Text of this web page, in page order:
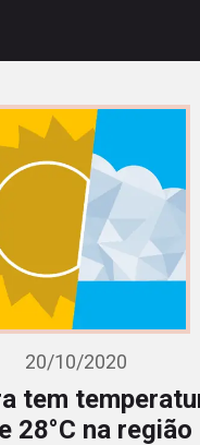
20/10/2020
tem
28°C na região